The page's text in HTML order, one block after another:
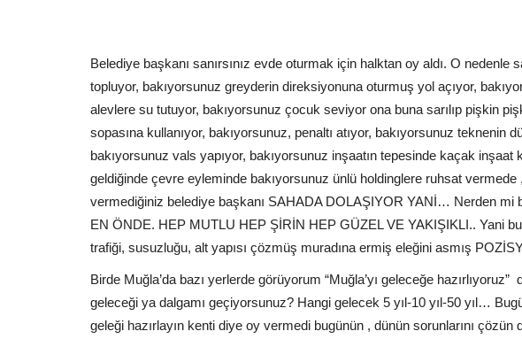
Belediye başkanı sanırsınız evde oturmak için halktan oy aldı. O nedenle
topluyor, bakıyorsunuz greyderin direksiyonuna oturmuş yol açıyor,
alevlere su tutuyor, bakıyorsunuz çocuk seviyor ona buna sarılıp pişkin
sopasına kullanıyor, bakıyorsunuz, penaltı atıyor, bakıyorsunuz teknenin
bakıyorsunuz vals yapıyor, bakıyorsunuz inşaatın tepesinde kaçak inşaat
geldiğinde çevre eyleminde bakıyorsunuz ünlü holdinglere ruhsat
vermediğiniz belediye başkanı SAHADA DOLAŞIYOR YANİ… Nerden mi
EN ÖNDE. HEP MUTLU HEP ŞİRİN HEP GÜZEL VE YAKIŞIKLI.. Yani
trafiği, susuzluğu, alt yapısı çözmüş muradına ermiş eleğini asmış
Birde Muğla’da bazı yerlerde görüyorum “Muğla’yı geleceğe hazırlıyoruz”
geleceği ya dalgamı geçiyorsunuz? Hangi gelecek 5 yıl-10 yıl-50 yıl…
geleği hazırlayın kenti diye oy vermedi bugünün , dünün sorunlarını